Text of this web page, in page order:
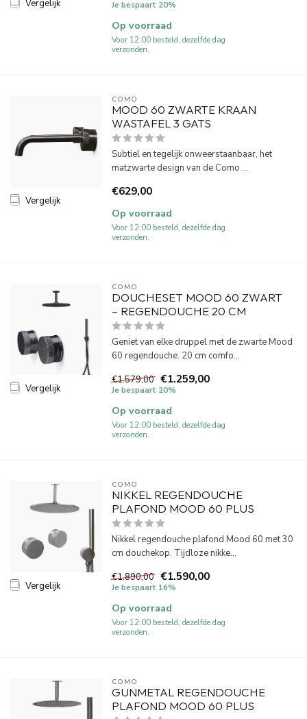
Vergelijk Je bespaart 20%
Op voorraad
Voor 12:00 besteld, dezelfde dag
verzonden.
Vergelijk
COMO
MOOD 60 ZWARTE KRAAN
WASTAFEL 3 GATS
Subtiel en tegelijk onweerstaanbaar, het
matzwarte design van de Como ...
€629,00
Op voorraad
Voor 12:00 besteld, dezelfde dag
verzonden.
Vergelijk
COMO
DOUCHESET MOOD 60 ZWART
– REGENDOUCHE 20 CM
Geniet van elke druppel met de zwarte Mood
60 regendouche. 20 cm comfo...
€1.579,00 €1.259,00
Je bespaart 20%
Op voorraad
Voor 12:00 besteld, dezelfde dag
verzonden.
Vergelijk
COMO
NIKKEL REGENDOUCHE
PLAFOND MOOD 60 PLUS
Nikkel regendouche plafond Mood 60 met 30
cm douchekop. Tijdloze nikke...
€1.890,00 €1.590,00
Je bespaart 16%
Op voorraad
Voor 12:00 besteld, dezelfde dag
verzonden.
COMO
GUNMETAL REGENDOUCHE
PLAFOND MOOD 60 PLUS